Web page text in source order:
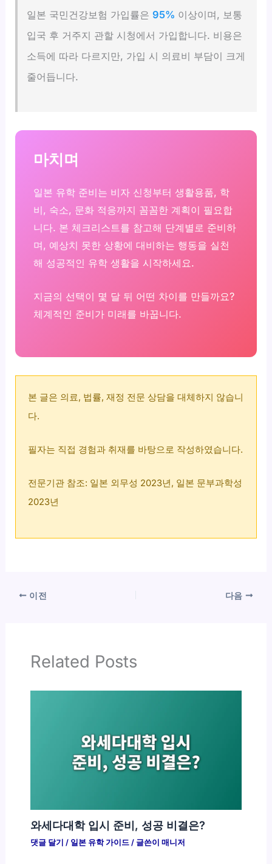
일본 국민건강보험 가입률은95% 이상이며, 보통
입국 후 거주지 관할 시청에서 가입합니다. 비용은
소득에 따라 다르지만, 가입 시 의료비 부담이 크게
줄어듭니다.
마치며
일본 유학 준비는 비자 신청부터 생활용품, 학
비, 숙소, 문화 적응까지 꼼꼼한 계획이 필요합
니다. 본 체크리스트를 참고해 단계별로 준비하
며, 예상치 못한 상황에 대비하는 행동을 실천
해 성공적인 유학 생활을 시작하세요.
지금의 선택이 몇 달 뒤 어떤 차이를 만들까요?
체계적인 준비가 미래를 바꿉니다.
본 글은 의료, 법률, 재정 전문 상담을 대체하지 않습니
다.
필자는 직접 경험과 취재를 바탕으로 작성하였습니다.
전문기관 참조: 일본 외무성 2023년, 일본 문부과학성
2023년
이전 다음
Related Posts
와세다대학 입시 준비, 성공 비결은?
댓글 달기 / 일본 유학 가이드/ 글쓴이 매니저